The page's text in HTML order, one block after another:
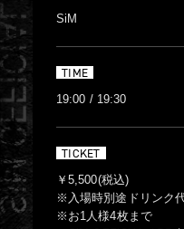
SiM
TIME
19:00 / 19:30
TICKET
￥5,500(税込)
※入場時別途ドリンク
※お1人様4枚まで